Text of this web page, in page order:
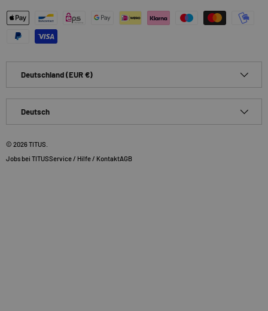
Zahlungsmethoden
Deutschland (EUR €)
Deutsch
© 2026TITUS
Jobs bei TITUSService / Hilfe / KontaktAGB